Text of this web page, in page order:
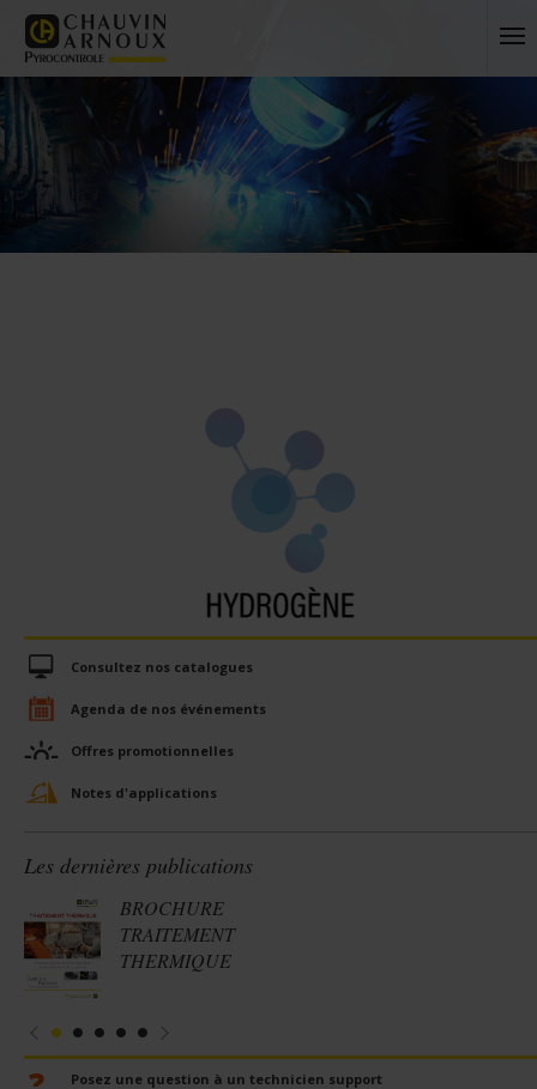
Consultez nos catalogues
Agenda de nos événements
Offres promotionnelles
Notes d'applications
Les dernières publications
BROCHURE
TRAITEMENT
THERMIQUE
Posez une question à un technicien support